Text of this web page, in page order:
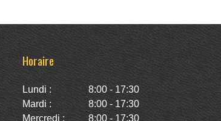
Horaire
Lundi :
8:00 - 17:30
Mardi :
8:00 - 17:30
Mercredi :
8:00 - 17:30